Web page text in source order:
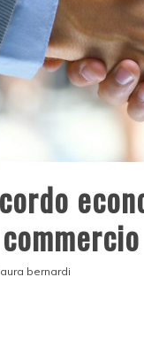
bernardi